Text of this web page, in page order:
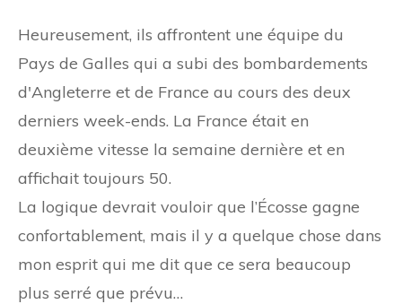
Heureusement, ils affrontent une équipe du
Pays de Galles qui a subi des bombardements
d'Angleterre et de France au cours des deux
derniers week-ends. La France était en
deuxième vitesse la semaine dernière et en
affichait toujours 50.
La logique devrait vouloir que l’Écosse gagne
confortablement, mais il y a quelque chose dans
mon esprit qui me dit que ce sera beaucoup
plus serré que prévu…